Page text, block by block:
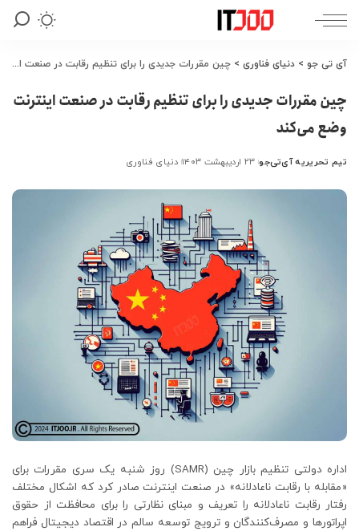
آی تی جو > دنیای فناوری > چین مقررات جدیدی را برای تنظیم رقابت در صنعت اینترنت وضع می‌کند
چین مقررات جدیدی را برای تنظیم رقابت در صنعت اینترنت
وضع می‌کند
ارسال
توسط
تیم تحریریه آی‌تی‌جو ۲۳ اردیبهشت ۱۴۰۳ دنیای فناوری
اداره دولتی تنظیم بازار چین (SAMR) روز شنبه یک سری مقررات برای
«مقابله با رقابت ناعادلانه» در صنعت اینترنت صادر کرد که اشکال مختلف
رفتار رقابت ناعادلانه را تعریف و مبنای نظارتی را برای محافظت از حقوق
اپراتورها و مصرف‌کنندگان و ترویج توسعه سالم در اقتصاد دیجیتال فراهم